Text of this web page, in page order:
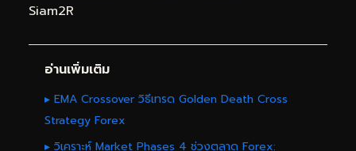
Siam2R
อ่านเพิ่มเติม
▸ EMA Crossover วิธีเทรด Golden Death Cross
Strategy Forex
▸ วิเคราะห์ Market Phases 4 ช่วงตลาด Forex: